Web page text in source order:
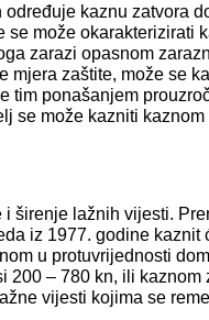
određuje kaznu zatvora
se može okarakterizirati
zarazi opasnom
mjera zaštite, može se
tim ponašanjem
se može kazniti
i širenje lažnih vijesti.
iz 1977. godine kaznit
u protuvrijednosti
200 – 780 kn, ili kaznom
vijesti kojima se